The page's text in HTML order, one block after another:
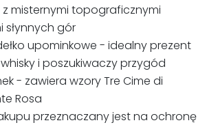
misternymi topograficznymi
słynnych gór
upominkowe - idealny prezent
i poszukiwaczy przygód
- zawiera wzory Tre Cime di
Rosa
przeznaczany jest na ochronę